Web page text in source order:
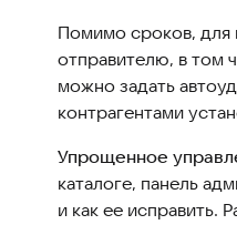
Помимо сроков, для
отправителю, в том
можно задать
контрагентами
Упрощенное
каталоге, панель
и как ее исправить.